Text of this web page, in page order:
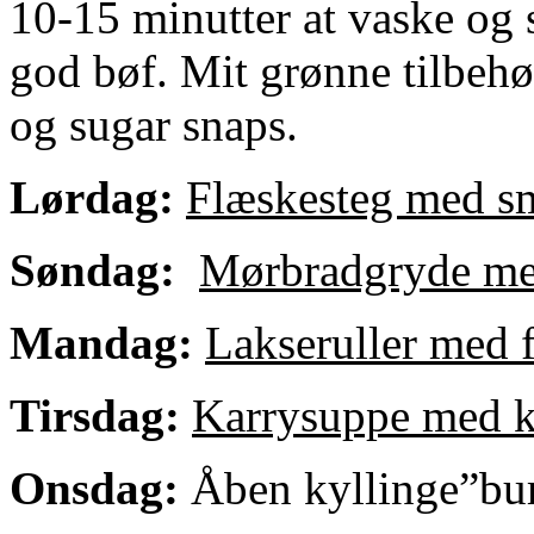
10-15 minutter at vaske og
god bøf. Mit grønne
og sugar snaps.
Lørdag: Flæskesteg med
Søndag: Mørbradgryde
Mandag: Lakseruller med
Tirsdag: Karrysuppe med
Onsdag: Åben